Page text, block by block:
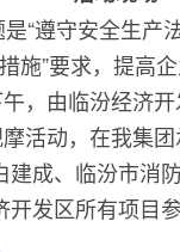
“遵守安全生产
施”要求，提高
，由临汾经济
活动，在我集
成、临汾市消
发区所有项目